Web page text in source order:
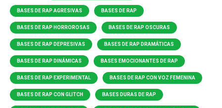
BASES DE RAP AGRESIVAS BASES DE RAP
BASES DE RAP HORROROSAS BASES DE RAP OSCURAS
BASES DE RAP DEPRESIVAS BASES DE RAP DRAMÁTICAS
BASES DE RAP DINÁMICAS BASES EMOCIONANTES DE RAP
BASES DE RAP EXPERIMENTAL BASES DE RAP CON VOZ FEMENINA
BASES DE RAP CON GLITCH BASES DURAS DE RAP